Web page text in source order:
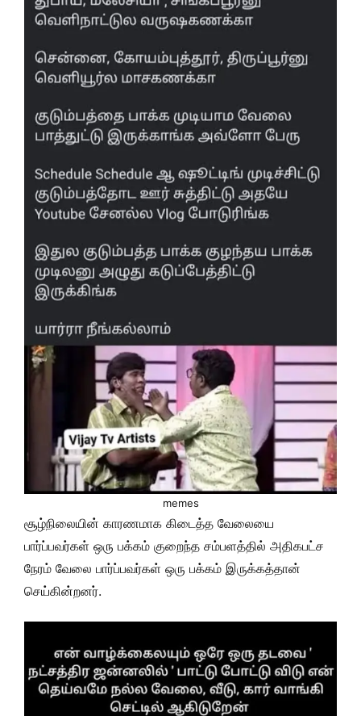
memes
சூழ்நிலையின் காரணமாக கிடைத்த வேலையை
பார்ப்பவர்கள் ஒரு பக்கம் குறைந்த சம்பளத்தில் அதிகபட்ச
நேரம் வேலை பார்ப்பவர்கள் ஒரு பக்கம் இருக்கத்தான்
செய்கின்றனர்.